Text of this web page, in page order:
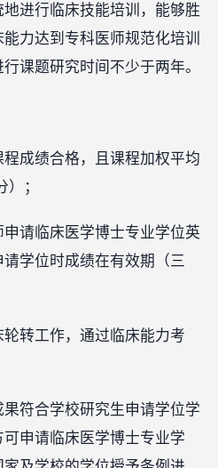
进行临床技能培训，能够胜
力达到专科医师规范化培训
课题研究时间不少于两年。
程成绩合格，且课程加权平均
；
申请临床医学博士专业学位英
学位时成绩在有效期（三
轮转工作，通过临床能力考
果符合学校研究生申请学位学
申请临床医学博士专业学